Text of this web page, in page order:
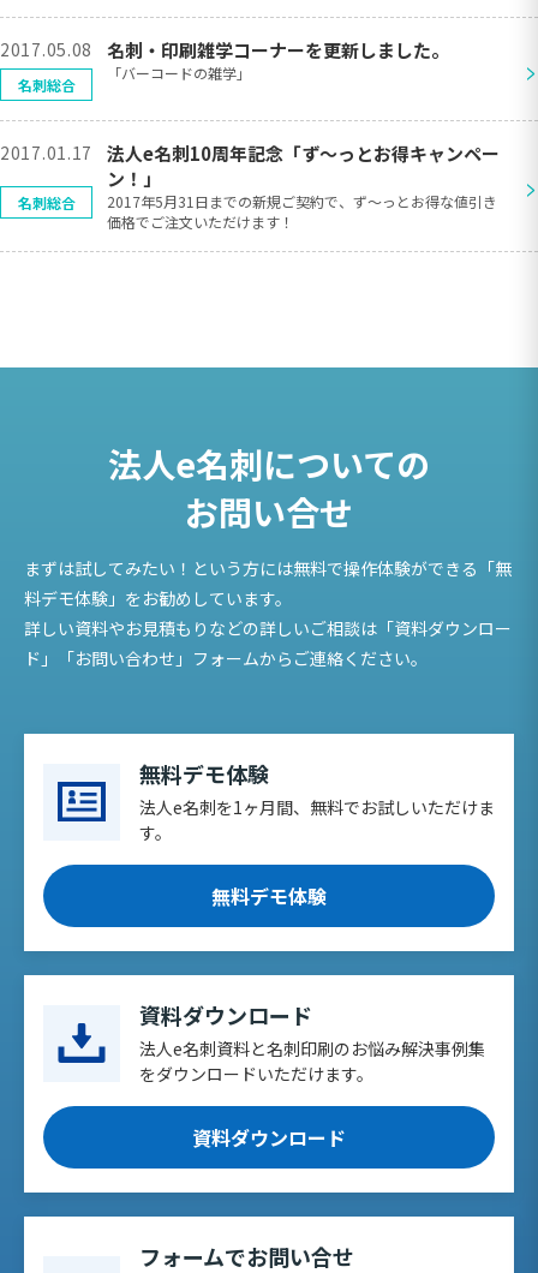
2017.05.08 名刺・印刷雑学コーナーを更新しました。
「バーコードの雑学」 >
名刺総合
2017.01.17
法人e名刺10周年記念「ず〜っとお得キャンペー
ン！」
2017年5月31日までの新規ご契約で、ず〜っとお得な値引き
価格でご注文いただけます！
>
名刺総合
法人e名刺についての
お問い合せ
まずは試してみたい！という方には無料で操作体験ができる「無
料デモ体験」をお勧めしています。
詳しい資料やお見積もりなどの詳しいご相談は「資料ダウンロー
ド」「お問い合わせ」フォームからご連絡ください。
無料デモ体験
法人e名刺を1ヶ月間、無料でお試しいただけま
す。
無料デモ体験
資料ダウンロード
法人e名刺資料と名刺印刷のお悩み解決事例集
をダウンロードいただけます。
資料ダウンロード
フォームでお問い合せ